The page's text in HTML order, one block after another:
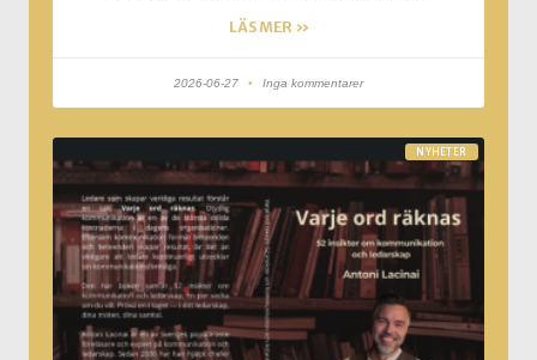
LÄS MER »
2026-06-27 Inga kommentarer
NYHETER